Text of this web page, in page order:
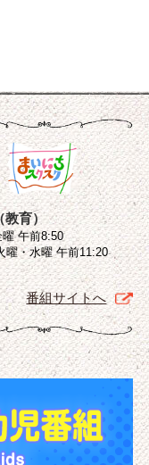
教育）
午前8:50
曜・水曜 午前11:20
番組サイトへ